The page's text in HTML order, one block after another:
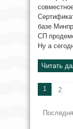
базе
СП
Ну а
Читать
1 2